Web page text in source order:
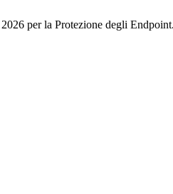
per la Protezione degli